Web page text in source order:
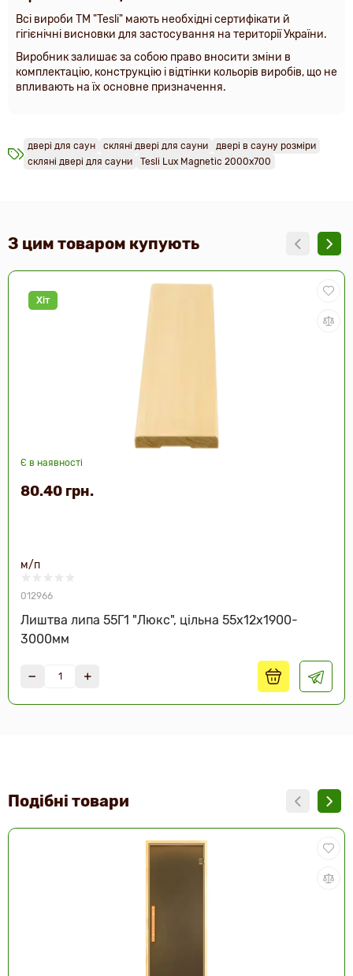
Всі вироби ТМ "Tesli" мають необхідні сертифікати й
гігієнічні висновки для застосування на території України.
Виробник залишає за собою право вносити зміни в
комплектацію, конструкцію і відтінки кольорів виробів, що не
впливають на їх основне призначення.
двері для саун скляні двері для сауни
двері в сауну розміри
скляні двері для сауни
Tesli Lux Magnetic 2000х700
З цим товаром купують
Хіт
Є в наявності
012966
Лиштва липа 55Г1 "Люкс", цільна 55х12х1900-
3000мм
80.40 грн.
м/п
Подібні товари